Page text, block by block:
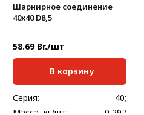
Шарнирное соединение
40х40 D8,5
58.69 Br./шт
В корзину
Серия:
40;
Масса, кг/шт:
0,297